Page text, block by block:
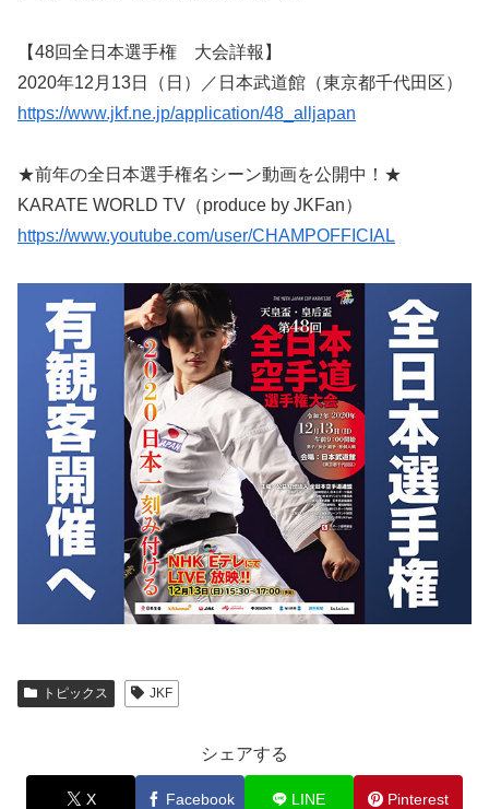
【48回全日本選手権 大会詳報】
2020年12月13日（日）／日本武道館（東京都千代田区）
https://www.jkf.ne.jp/application/48_alljapan
★前年の全日本選手権名シーン動画を公開中！★
KARATE WORLD TV（produce by JKFan）
https://www.youtube.com/user/CHAMPOFFICIAL
トピックス JKF
シェアする
X Facebook LINE Pinterest